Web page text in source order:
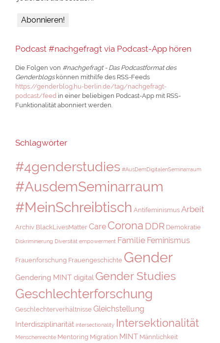
Podcast #nachgefragt via Podcast-App hören
Die Folgen von #nachgefragt - Das Podcastformat des
Genderblogskönnen mithilfe des RSS-Feeds
https://genderblog.hu-berlin.de/tag/nachgefragt-
podcast/feed in einer beliebigen Podcast-App mit RSS-
Funktionalität abonniert werden.
Schlagwörter
#4genderstudies #AusDemDigitalenSeminarraum
#AusdemSeminarraum
#MeinSchreibtisch Antifeminismus Arbeit
Archiv BlackLivesMatter Care Corona DDR Demokratie
Diskriminierung Diversität empowerment Familie Feminismus
Frauenforschung Frauengeschichte Gender
Gendering MINT digital Gender Studies
Geschlechterforschung
Geschlechterverhältnisse Gleichstellung
Interdisziplinarität intersectionality Intersektionalität
Menschenrechte Mentoring Migration MINT Männlichkeit